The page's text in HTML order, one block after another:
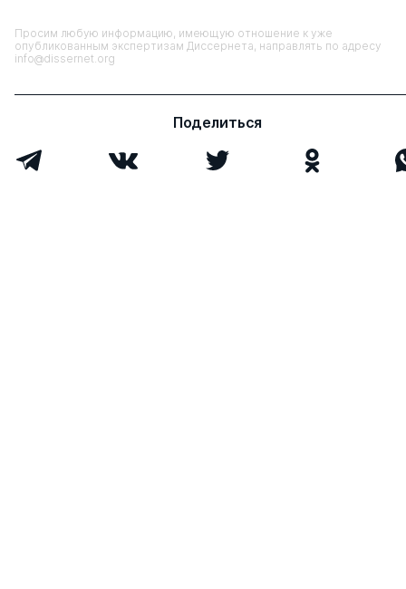
Просим любую информацию, имеющую отношение к уже
опубликованным экспертизам Диссернета, направлять по адресу
info@dissernet.org
Поделиться